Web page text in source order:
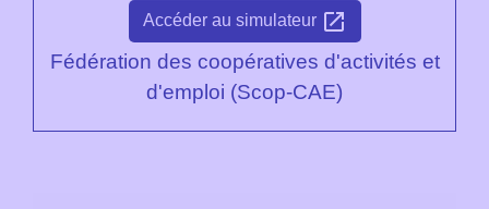
Accéder au simulateur open_in_new
Fédération des coopératives d'activités et
d'emploi (Scop-CAE)